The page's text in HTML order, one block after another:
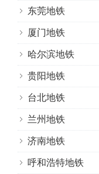
东莞地铁
厦门地铁
哈尔滨地铁
贵阳地铁
台北地铁
兰州地铁
济南地铁
呼和浩特地铁